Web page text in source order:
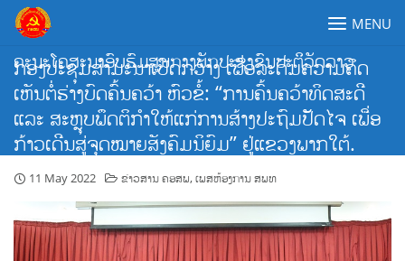
Skip
content
ຄະນະໂຄສະນາອົບຮົມສູນກາງພັກປະຊາຊົນປະຕິວັດລາວ
MENU
ກອງ​ປະ​ຊຸມ​ສຳ​ມະ​ນາ​ເປີດກວ້າງ ເພື່ອ​ລະ​ດົມ​ຄວາມ​ຄິດ​
ເຫັນ​ຕໍ່​ຮ່າງ​ບົດ​ຄົ້ນ​ຄວ້າ ຫົວ​ຂໍ້: “ການຄົ້ນຄວ້າທິດສະດີ
ແລະ ສະຫຼຸບພຶດຕິກຳໃຫ້ແກ່ການສ້າງປະຖົມປັດໄຈ ເພື່ອ
ກ້າວເດີນສູ່ຈຸດໝາຍສັງຄົມນິຍົມ” ຢູ່ແຂວງພາກໃຕ້.
11 May 2022 ຂ່າວສານ ຄອສພ,ເພສຫ້ອງການ ສພທ